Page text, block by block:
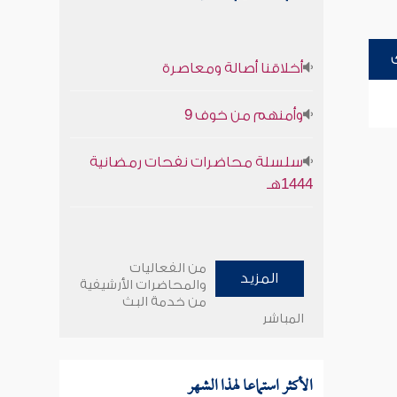
أخلاقنا أصالة ومعاصرة
وأمنهم من خوف 9
سلسلة محاضرات نفحات رمضانية
1444هـ
المزيد
من الفعاليات
والمحاضرات الأرشيفية
من خدمة البث
المباشر
الأكثر استماعا لهذا الشهر